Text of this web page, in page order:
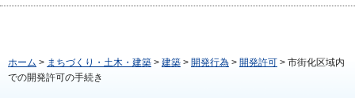
ホーム > まちづくり・土木・建築 > 建築 > 開発行為 > 開発許可 > 市街化区域内
での開発許可の手続き